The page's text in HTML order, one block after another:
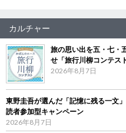
カルチャー
旅の思い出を五・七
せ「旅行川柳コンテス
2026年8月7日
東野圭吾が選んだ「記憶に残る一文
読者参加型キャンペーン
2026年8月7日